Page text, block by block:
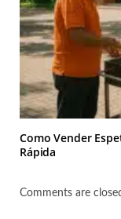
Como Vender
Rápida
Comments are